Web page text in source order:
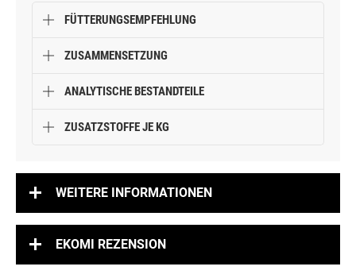
FÜTTERUNGSEMPFEHLUNG
ZUSAMMENSETZUNG
ANALYTISCHE BESTANDTEILE
ZUSATZSTOFFE JE KG
WEITERE INFORMATIONEN
EKOMI REZENSION